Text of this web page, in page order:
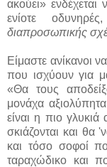
ακούει»
ενίοτε
διαπροσωπικής
Είμαστε ανίκανοι
που ισχύουν για
«Θα τους
μονάχα
είναι η πιο
σκιάζονται και θα
και τόσο σοφοί
ταραχώδικο και